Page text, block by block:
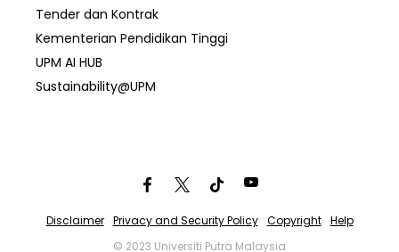
Tender dan Kontrak
Kementerian Pendidikan Tinggi
UPM AI HUB
Sustainability@UPM
Disclaimer Privacy and Security Policy Copyright
Help
© 2023 Universiti Putra Malaysia